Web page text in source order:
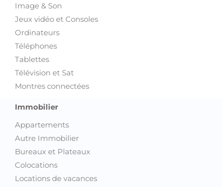
Image & Son
Jeux vidéo et Consoles
Ordinateurs
Téléphones
Tablettes
Télévision et Sat
Montres connectées
Immobilier
Appartements
Autre Immobilier
Bureaux et Plateaux
Colocations
Locations de vacances